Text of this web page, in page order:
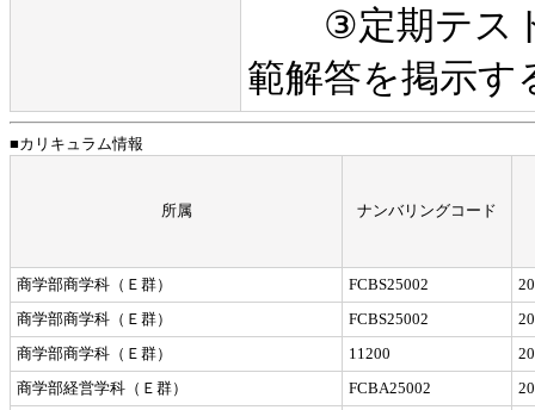
③定期テスト
範解答を掲示す
■カリキュラム情報
所属 ナンバリングコード
商学部商学科（Ｅ群） FCBS25002
商学部商学科（Ｅ群）
FCBS25002
商学部商学科（Ｅ群）
11200
商学部経営学科（Ｅ群）
FCBA25002